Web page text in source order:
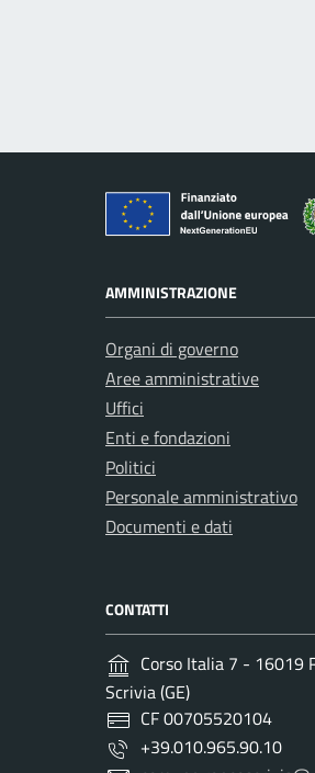
AMMINISTRAZIONE
Organi di governo
Aree amministrative
Uffici
Enti e fondazioni
Politici
Personale amministrativo
Documenti e dati
CONTATTI
Corso Italia 7 - 16019
Scrivia (GE)
CF 00705520104
+39.010.965.90.10